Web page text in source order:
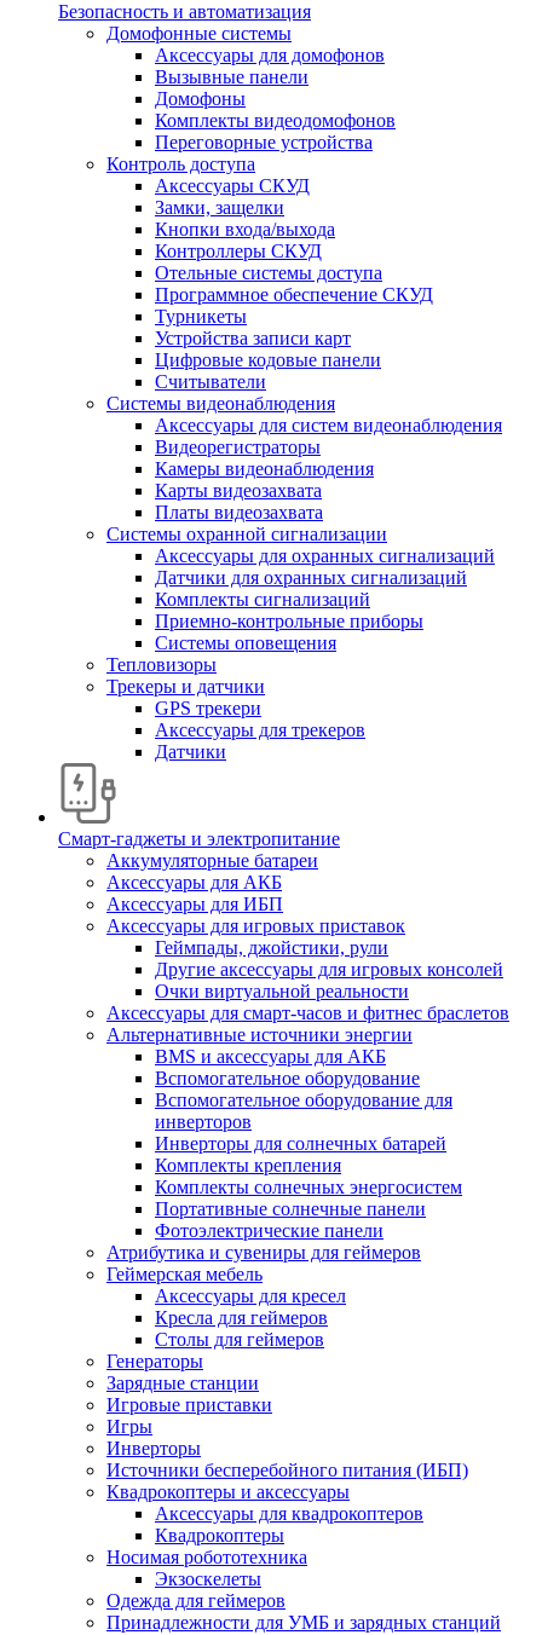
Безопасность и автоматизация
Домофонные системы
Аксессуары для домофонов
Вызывные панели
Домофоны
Комплекты видеодомофонов
Переговорные устройства
Контроль доступа
Аксессуары СКУД
Замки, защелки
Кнопки входа/выхода
Контроллеры СКУД
Отельные системы доступа
Программное обеспечение СКУД
Турникеты
Устройства записи карт
Цифровые кодовые панели
Считыватели
Системы видеонаблюдения
Аксессуары для систем видеонаблюдения
Видеорегистраторы
Камеры видеонаблюдения
Карты видеозахвата
Платы видеозахвата
Системы охранной сигнализации
Аксессуары для охранных сигнализаций
Датчики для охранных сигнализаций
Комплекты сигнализаций
Приемно-контрольные приборы
Системы оповещения
Тепловизоры
Трекеры и датчики
GPS трекери
Аксессуары для трекеров
Датчики
Смарт-гаджеты и электропитание
Аккумуляторные батареи
Аксессуары для АКБ
Аксессуары для ИБП
Аксессуары для игровых приставок
Геймпады, джойстики, рули
Другие аксессуары для игровых консолей
Очки виртуальной реальности
Аксессуары для смарт-часов и фитнес браслетов
Альтернативные источники энергии
BMS и аксессуары для АКБ
Вспомогательное оборудование
Вспомогательное оборудование для
инверторов
Инверторы для солнечных батарей
Комплекты крепления
Комплекты солнечных энергосистем
Портативные солнечные панели
Фотоэлектрические панели
Атрибутика и сувениры для геймеров
Геймерская мебель
Аксессуары для кресел
Кресла для геймеров
Столы для геймеров
Генераторы
Зарядные станции
Игровые приставки
Игры
Инверторы
Источники бесперебойного питания (ИБП)
Квадрокоптеры и аксессуары
Аксессуары для квадрокоптеров
Квадрокоптеры
Носимая робототехника
Экзоскелеты
Одежда для геймеров
Принадлежности для УМБ и зарядных станций